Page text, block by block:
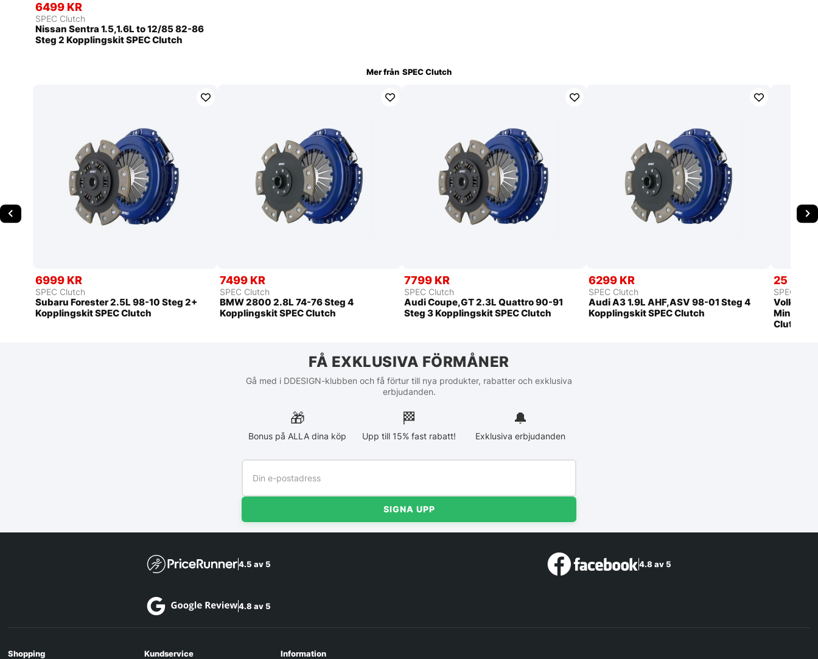
6499 KR
SPEC Clutch
Nissan Sentra 1.5,1.6L to 12/85 82-86
Steg 2 Kopplingskit SPEC Clutch
Mer från SPEC Clutch
6999 KR
SPEC Clutch
Subaru Forester 2.5L 98-10 Steg 2+
Kopplingskit SPEC Clutch
7499 KR
SPEC Clutch
BMW 2800 2.8L 74-76 Steg 4
Kopplingskit SPEC Clutch
7799 KR
SPEC Clutch
Audi Coupe,GT 2.3L Quattro 90-91
Steg 3 Kopplingskit SPEC Clutch
6299 KR
SPEC Clutch
Audi A3 1.9L AHF,ASV 98-01 Steg 4
Kopplingskit SPEC Clutch
25 999
SPEC
MiniTwin
Clutch
FÅ EXKLUSIVA FÖRMÅNER
Gå med i DDESIGN-klubben och få förtur till nya produkter, rabatter och exklusiva
erbjudanden.
🎁
Bonus på ALLA dina köp
🏁︎
Upp till 15% fast rabatt!
🔔
Exklusiva erbjudanden
SIGNA UPP
4.5 av 5 4.8 av 5
4.8 av 5
Shopping Kundservice Information